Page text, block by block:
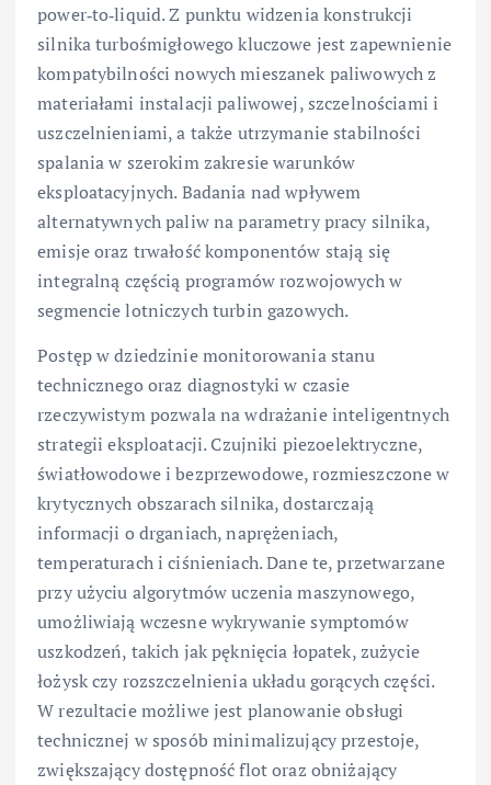
power‑to‑liquid. Z punktu widzenia konstrukcji
silnika turbośmigłowego kluczowe jest zapewnienie
kompatybilności nowych mieszanek paliwowych z
materiałami instalacji paliwowej, szczelnościami i
uszczelnieniami, a także utrzymanie stabilności
spalania w szerokim zakresie warunków
eksploatacyjnych. Badania nad wpływem
alternatywnych paliw na parametry pracy silnika,
emisje oraz trwałość komponentów stają się
integralną częścią programów rozwojowych w
segmencie lotniczych turbin gazowych.
Postęp w dziedzinie monitorowania stanu
technicznego oraz diagnostyki w czasie
rzeczywistym pozwala na wdrażanie inteligentnych
strategii eksploatacji. Czujniki piezoelektryczne,
światłowodowe i bezprzewodowe, rozmieszczone w
krytycznych obszarach silnika, dostarczają
informacji o drganiach, naprężeniach,
temperaturach i ciśnieniach. Dane te, przetwarzane
przy użyciu algorytmów uczenia maszynowego,
umożliwiają wczesne wykrywanie symptomów
uszkodzeń, takich jak pęknięcia łopatek, zużycie
łożysk czy rozszczelnienia układu gorących części.
W rezultacie możliwe jest planowanie obsługi
technicznej w sposób minimalizujący przestoje,
zwiększający dostępność flot oraz obniżający